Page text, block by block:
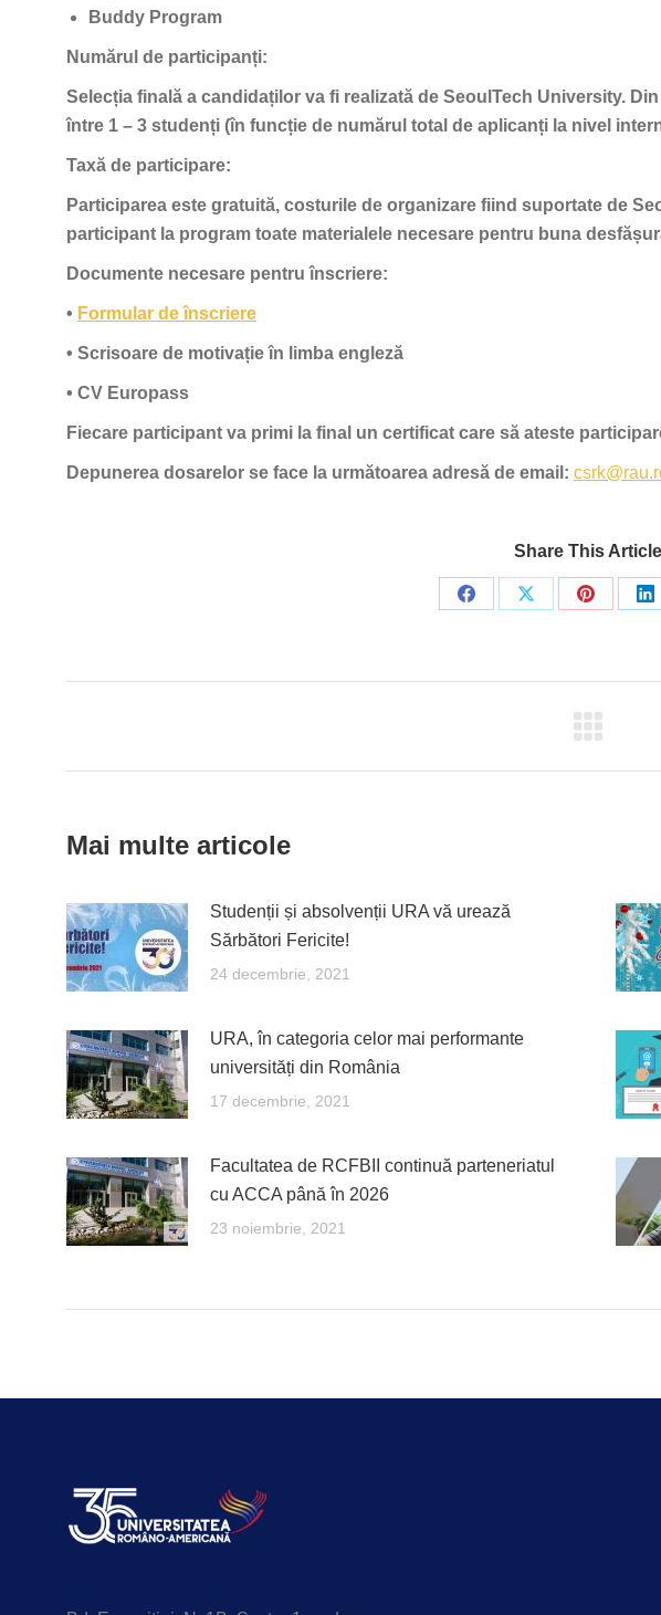
Buddy Program
Numărul de participanți:
Selecția finală a candidaților va fi realizată de SeoulTech University.
între 1 – 3 studenți (în funcție de numărul total de aplicanți la nivel
Taxă de participare:
Participarea este gratuită, costurile de organizare fiind suportate de
participant la program toate materialele necesare pentru buna
Documente necesare pentru înscriere:
• Formular de înscriere
• Scrisoare de motivație în limba engleză
• CV Europass
Fiecare participant va primi la final un certificat care să ateste
Depunerea dosarelor se face la următoarea adresă de email:
Share This Article
Share
Share
Share
Mai multe articole
Studenții și absolvenții URA vă urează
Sărbători Fericite!
24 decembrie, 2021
URA, în categoria celor mai performante
universități din România
17 decembrie, 2021
Facultatea de RCFBII continuă parteneriatul
cu ACCA până în 2026
23 noiembrie, 2021